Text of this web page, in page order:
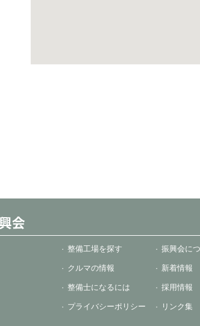
整備工場を探す 振興会に
クルマの情報 新着情報
整備士になるには 採用情報
プライバシーポリシー リンク集